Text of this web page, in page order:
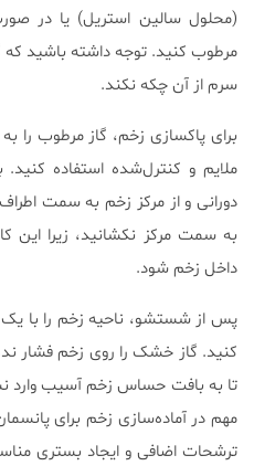
(محلول سالین استریل) یا در
مرطوب کنید. توجه داشته باشید
سرم از آن چکه نکند.
برای پاکسازی زخم، گاز مرطوب را
ملایم و کنترل‌شده استفاده
دورانی و از مرکز زخم به سمت
به سمت مرکز نکشانید، زیرا این
داخل زخم شود.
پس از شستشو، ناحیه زخم را با
کنید. گاز خشک را روی زخم فشار
تا به بافت حساس زخم آسیب
مهم در آماده‌سازی زخم برای
ترشحات اضافی و ایجاد بستری